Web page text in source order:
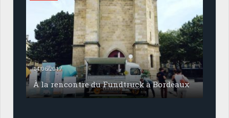
14/06/2017
À la rencontre du Fundtruck à Bordeaux